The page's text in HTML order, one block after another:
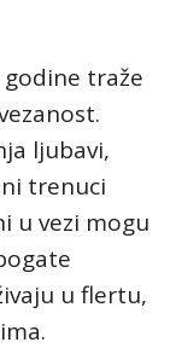
godine traže
ljubavi,
trenuci
u vezi mogu
u flertu,